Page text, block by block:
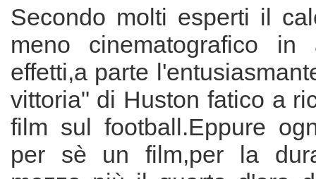
Secondo molti esperti il
meno cinematografico in
effetti,a parte
vittoria" di Huston fatico a
film sul football.Eppure
per sè un film,per la